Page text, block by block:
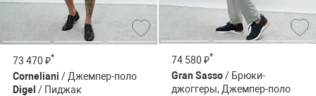
73 470 ₽*
Corneliani / Джемпер-поло
Digel / Пиджак
74 580 ₽*
Gran Sasso/ Брюки-
джоггеры, Джемпер-поло